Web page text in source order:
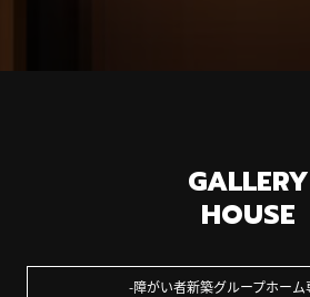
GALLERY
HOUSE
障がい者新築グループホー